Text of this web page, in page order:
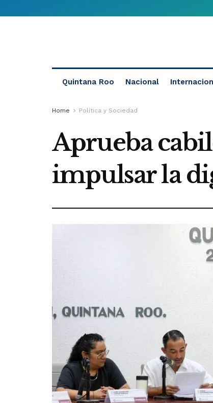
Quintana Roo Nacional
Home Política y Sociedad
Aprueba
impulsar la